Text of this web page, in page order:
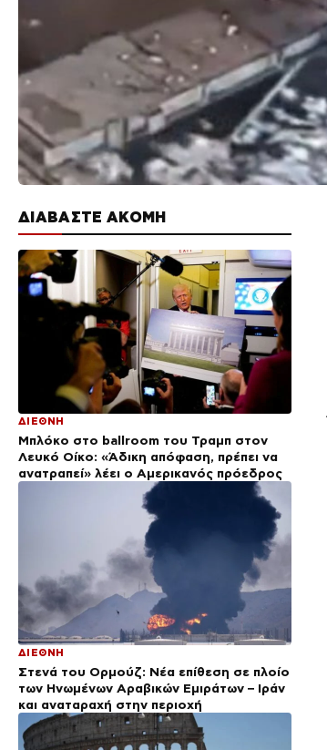
ΔΙΑΒΑΣΤΕ ΑΚΟΜΗ
ΔΙΕΘΝΗ
Μπλόκο στο ballroom του Τραμπ στον
Λευκό Οίκο: «Άδικη απόφαση, πρέπει να
ανατραπεί» λέει ο Αμερικανός πρόεδρος
ΔΙΕΘΝΗ
Στενά του Ορμούζ: Νέα επίθεση σε πλοίο
των Ηνωμένων Αραβικών Εμιράτων – Ιράν
και αναταραχή στην περιοχή